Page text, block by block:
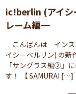
ic!berlin (アイシ
レーム編━
こんばんは インス
イシーベルリン) の
「サングラス編②」
す！ 【 SAMURAI […]